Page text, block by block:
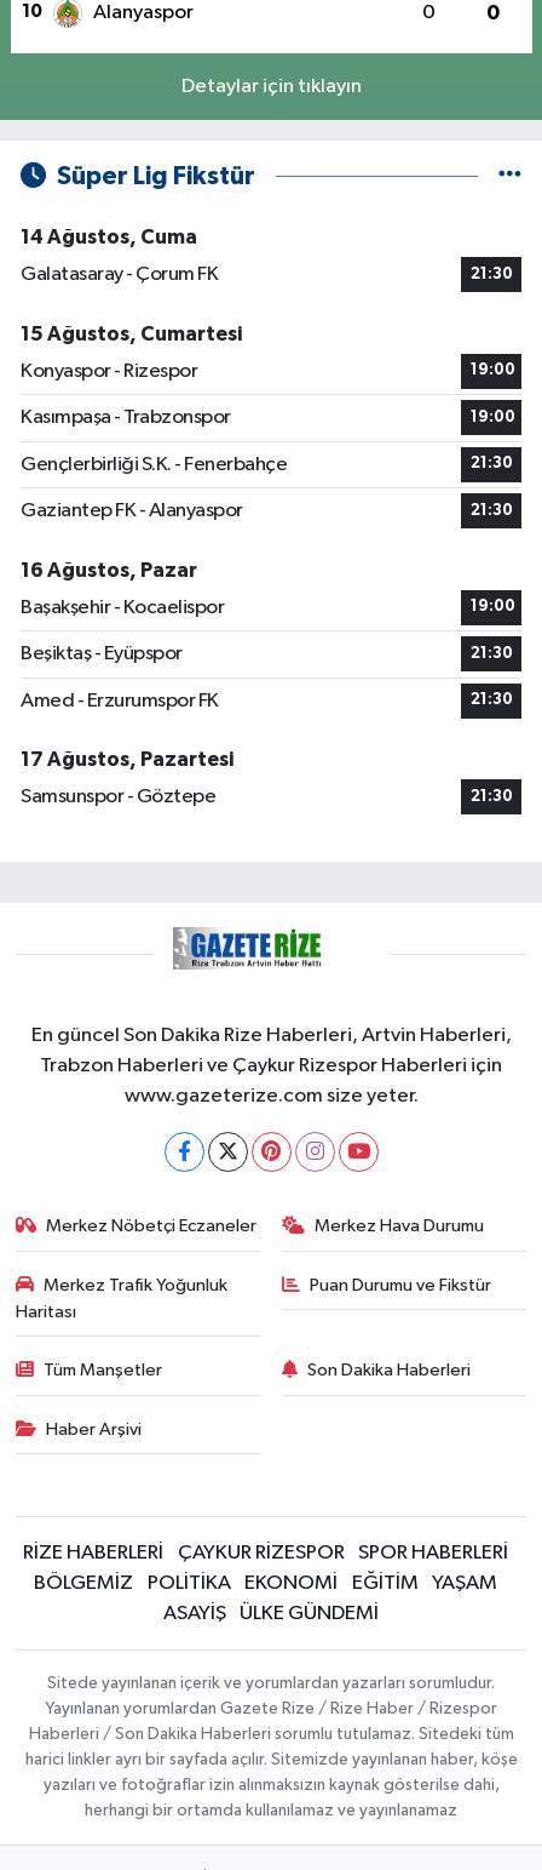
10 Alanyaspor 0 0
Detaylar için tıklayın
Süper Lig Fikstür
14 Ağustos, Cuma
Galatasaray - Çorum FK
21:30
15 Ağustos, Cumartesi
Konyaspor - Rizespor
19:00
Kasımpaşa - Trabzonspor 19:00
Gençlerbirliği S.K. - Fenerbahçe 21:30
Gaziantep FK - Alanyaspor 21:30
16 Ağustos, Pazar
Başakşehir - Kocaelispor
19:00
Beşiktaş - Eyüpspor 21:30
Amed - Erzurumspor FK 21:30
17 Ağustos, Pazartesi
Samsunspor - Göztepe
21:30
En güncel Son Dakika Rize Haberleri, Artvin Haberleri,
Trabzon Haberleri ve Çaykur Rizespor Haberleri için
www.gazeterize.com size yeter.
Merkez Nöbetçi Eczaneler Merkez Hava Durumu
Merkez Trafik Yoğunluk
Haritası
Puan Durumu ve Fikstür
Tüm Manşetler Son Dakika Haberleri
Haber Arşivi
RİZE HABERLERİ ÇAYKUR RİZESPOR
SPOR HABERLERİ
BÖLGEMİZ
POLİTİKA EKONOMİ EĞİTİM
YAŞAM
ASAYİŞ
ÜLKE GÜNDEMİ
Sitede yayınlanan içerik ve yorumlardan yazarları sorumludur.
Yayınlanan yorumlardan Gazete Rize / Rize Haber / Rizespor
Haberleri / Son Dakika Haberleri sorumlu tutulamaz. Sitedeki tüm
harici linkler ayrı bir sayfada açılır. Sitemizde yayınlanan haber, köşe
yazıları ve fotoğraflar izin alınmaksızın kaynak gösterilse dahi,
herhangi bir ortamda kullanılamaz ve yayınlanamaz